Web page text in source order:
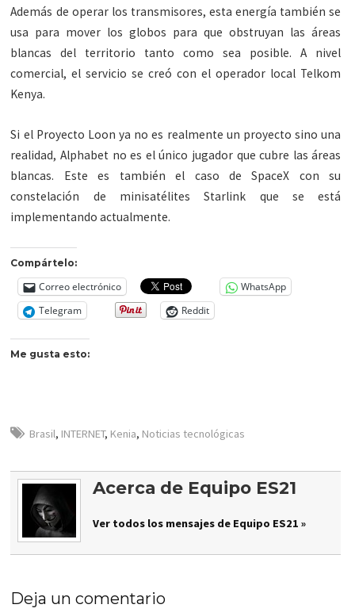
Además de operar los transmisores, esta energía también se
usa para mover los globos para que obstruyan las áreas
blancas del territorio tanto como sea posible. A nivel
comercial, el servicio se creó con el operador local Telkom
Kenya.
Si el Proyecto Loon ya no es realmente un proyecto sino una
realidad, Alphabet no es el único jugador que cubre las áreas
blancas. Este es también el caso de SpaceX con su
constelación de minisatélites Starlink que se está
implementando actualmente.
Compártelo:
Correo electrónico
WhatsApp
Telegram
Reddit
Me gusta esto:
Brasil, INTERNET, Kenia, Noticias tecnológicas
Acerca de Equipo ES21
Ver todos los mensajes de Equipo ES21 »
Deja un comentario